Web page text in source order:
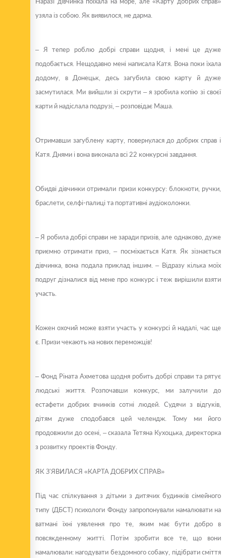
узяла із собою. Як виявилося, не дарма.
– Я тепер роблю добрі справи щодня, і мені це дуже
подобається. Нещодавно мені написала Катя. Вона поки їхала
додому, в Донецьк, десь загубила свою карту й дуже
засмутилася. Ми вийшли зі скрути – я зробила копію зі своєї
карти й надіслала подрузі, – розповідає Маша.
Отримавши загублену карту, повернулася до добрих справ і
Катя. Днями і вона виконала всі 22 конкурсні завдання.
Обидві дівчинки отримали призи конкурсу: блокноти, ручки,
браслети, селфі-палиці та портативні аудіоколонки.
– Я робила добрі справи не заради призів, але однаково, дуже
приємно отримати приз, – посміхається Катя. Як зізнається
дівчинка, вона подала приклад іншим. – Відразу кілька моїх
подруг дізналися від мене про конкурс і теж вирішили взяти
участь.
Кожен охочий може взяти участь у конкурсі й надалі, час ще
є. Призи чекають на нових переможців!
– Фонд Ріната Ахметова щодня робить добрі справи та рятує
людські життя. Розпочавши конкурс, ми залучили до
естафети добрих вчинків сотні людей. Судячи з відгуків,
дітям дуже сподобався цей челендж. Тому ми його
продовжили до осені, – сказала Тетяна Кухоцька, директорка
з розвитку проектів Фонду.
ЯК З’ЯВИЛАСЯ «КАРТА ДОБРИХ СПРАВ»
Під час спілкування з дітьми з дитячих будинків сімейного
типу (ДБСТ) психологи Фонду запропонували намалювати на
ватмані їхні уявлення про те, яким має бути добро в
повсякденному житті. Потім зробити все те, що вони
намалювали: нагодувати бездомного собаку, підібрати сміття